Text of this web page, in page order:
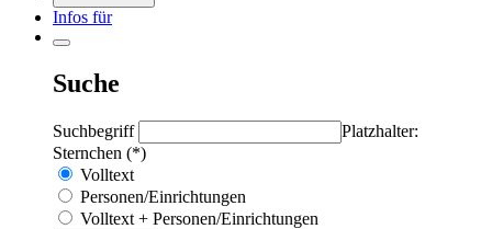
Infos für
Suche
Suchbegriff
Platzhalter:
Sternchen (*)
Volltext
Personen/Einrichtungen
Volltext + Personen/Einrichtungen